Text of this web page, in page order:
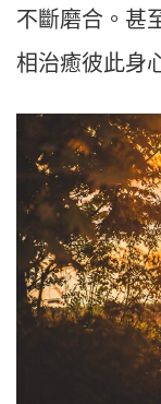
不斷磨合。甚
相治癒彼此身